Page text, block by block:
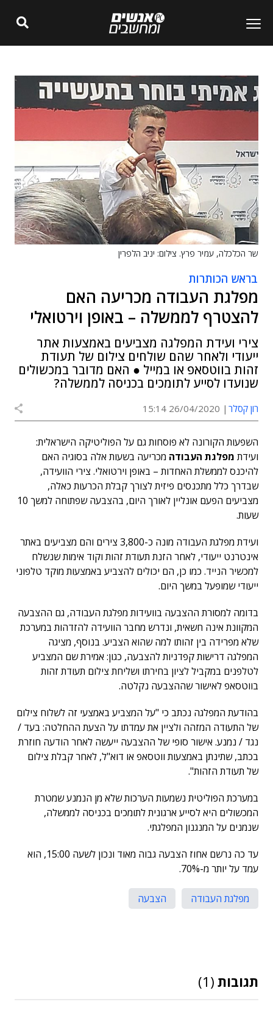
שר הכלכלה, עמיר פרץ. צילום: יניב הלפרין
בראש הכותרות
מפלגת העבודה מכריעה האם
להצטרף לממשלה – באופן וירטואלי
צירי ועידת המפלגה מצביעים באמצעות אתר
ייעודי ולאחר שהם שולחים צילום של תעודת
זהות בווטסאפ או במייל ● האם מדובר במכשולים
שנועדו לסייע לתומכים בכניסה לממשלה?
רון קסלר 26/04/2020 15:14
השפעות הקורונה לא פוסחות גם על הפוליטיקה הישראלית:
ועידת מפלגת העבודה מכריעה בשעות אלה בסוגיה האם
להיכנס לממשלת האחדות – באופן וירטואלי. צירי הוועידה,
שבדרך כלל מתכנסים פיזית לצורך קבלת הכרעות כאלה,
מצביעים הפעם אונליין לאורך היום, בהצבעה שפתוחה למשך 10
שעות.
ועידת מפלגת העבודה מונה כ-3,800 צירים והם מצביעים באתר
אינטרנט ייעודי, לאחר הזנת תעודת זהות וקוד אימות שנשלח
למכשיר הנייד. כמו כן, הם יכולים להצביע באמצעות מוקד טלפוני
ייעודי שמופעל במשך היום.
בדומה למסורת ההצבעה בוועידות מפלגת העבודה, גם ההצבעה
המקוונת אינה חשאית, ונדרש מחבר הוועידה להזדהות במערכת
שלא מפרידה בין זהותו למה שהוא הצביע. בנוסף, מציגה
המפלגה דרישות קפדניות להצבעה, כגון: אמירת שם המצביע
לטלפנים במקביל לציון בחירתו ושליחת צילום תעודת זהות
בווטסאפ לאישור שההצבעה נקלטה.
בהודעת המפלגה נכתב כי "על המצביע באמצעי זה לשלוח צילום
של התעודה המזהה ולציין את עמדתו על הצעת ההחלטה: בעד /
נגד / נמנע. אישור סופי של ההצבעה ייעשה לאחר הודעה חוזרת
בכתב, שתינתן באמצעות ווטסאפ או דוא"ל, לאחר קבלת צילום
של תעודת הזהות".
במערכת הפוליטית נשמעות הערכות שלא מן הנמנע שמטרת
המכשולים היא לסייע ארגונית לתומכים בכניסה לממשלה,
שנמנים על המנגנון המפלגתי.
עד כה נרשם אחוז הצבעה גבוה מאוד ונכון לשעה 15:00, הוא
עמד על יותר מ-70%.
מפלגת העבודה הצבעה
תגובות (1)